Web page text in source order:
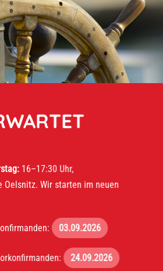
16–17:30 Uhr,
Oelsnitz. Wir starten im neuen
03.09.2026
24.09.2026